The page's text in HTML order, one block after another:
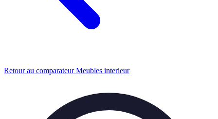
Retour au comparateur Meubles interieur